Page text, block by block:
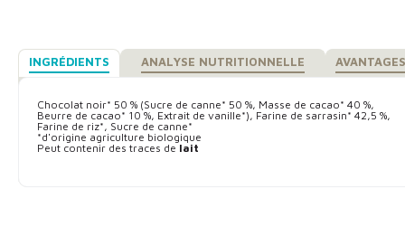
INGRÉDIENTS ANALYSE NUTRITIONNELLE AVANTAGES
Chocolat noir* 50 % (Sucre de canne* 50 %, Masse de cacao* 40 %,
Beurre de cacao* 10 %, Extrait de vanille*), Farine de sarrasin* 42,5 %,
Farine de riz*, Sucre de canne*
*d'origine agriculture biologique
Peut contenir des traces de lait